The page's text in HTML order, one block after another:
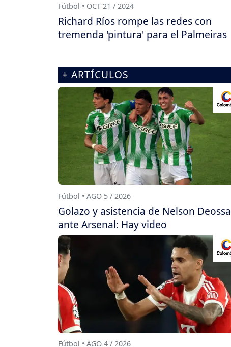
Fútbol • OCT 21 / 2024
Richard Ríos rompe las redes con
tremenda 'pintura' para el Palmeiras
+ ARTÍCULOS
Fútbol • AGO 5 / 2026
Golazo y asistencia de Nelson Deossa
ante Arsenal: Hay video
Fútbol • AGO 4 / 2026